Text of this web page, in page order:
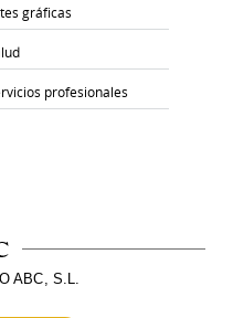
gráficas
profesionales
ABC, S.L.